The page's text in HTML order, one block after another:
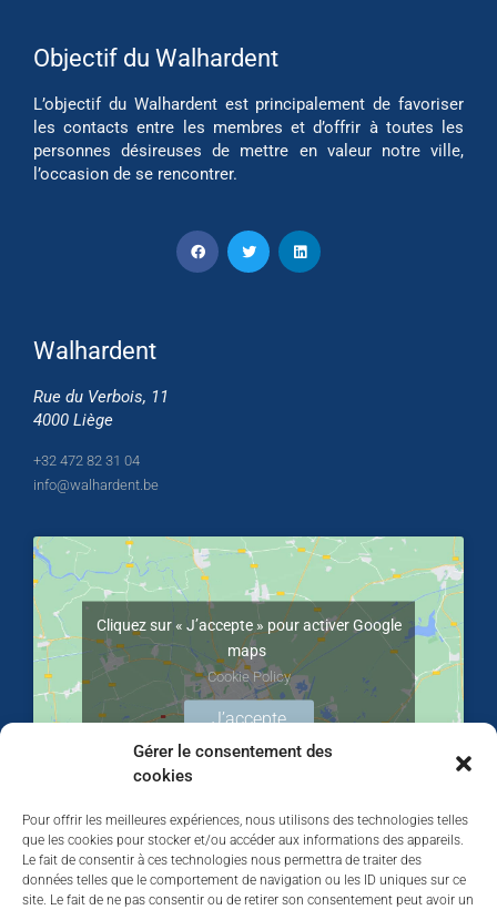
Gérer le consentement des
cookies
Pour offrir les meilleures expériences, nous utilisons des technologies telles
que les cookies pour stocker et/ou accéder aux informations des appareils.
Le fait de consentir à ces technologies nous permettra de traiter des
données telles que le comportement de navigation ou les ID uniques sur ce
site. Le fait de ne pas consentir ou de retirer son consentement peut avoir un
Objectif du Walhardent
L’objectif du Walhardent est principalement de favoriser
les contacts entre les membres et d’offrir à toutes les
personnes désireuses de mettre en valeur notre ville,
l’occasion de se rencontrer.
Walhardent
Rue du Verbois, 11
4000 Liège
+32 472 82 31 04
info@walhardent.be
Cliquez sur « J’accepte » pour activer Google
maps
Cookie Policy
J’accepte